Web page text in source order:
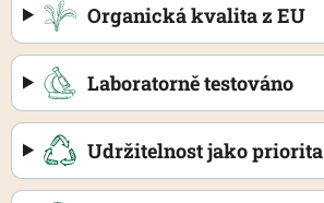
Organická kvalita z EU
Laboratorně testováno
Udržitelnost jako priorita